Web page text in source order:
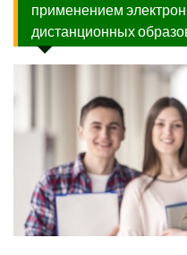
применением
дистанционных